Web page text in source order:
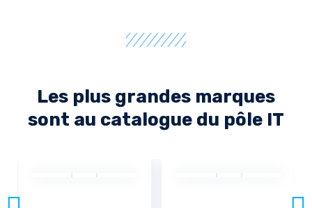
Les plus grandes marques
sont au catalogue du pôle IT